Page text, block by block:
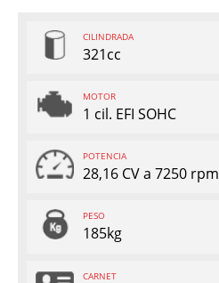
CILINDRADA
321cc
MOTOR
1 cil. EFI SOHC
POTENCIA
28,16 CV a 7250 rpm
PESO
185kg
CARNET